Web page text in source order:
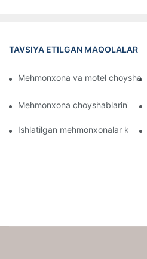
TAVSIYA ETILGAN MAQOLALAR
Mehmonxona va motel
Mehmonxona choyshablarini
Ishlatilgan mehmonxonalar kabi